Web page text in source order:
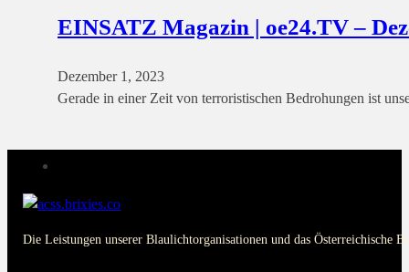
EINSATZ Magazin | oe24.TV –
Dezember 1, 2023
Gerade in einer Zeit von terroristischen Bedrohungen ist
Die Leistungen unserer Blaulichtorganisationen und das Österreichische